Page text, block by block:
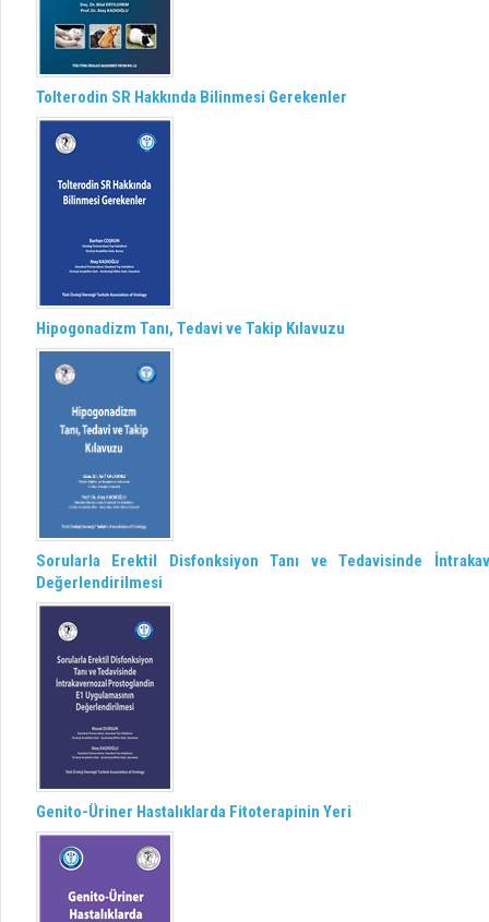
Tolterodin SR Hakkında Bilinmesi Gerekenler
Hipogonadizm Tanı, Tedavi ve Takip Kılavuzu
Sorularla Erektil Disfonksiyon Tanı ve Tedavisinde
Değerlendirilmesi
Genito-Üriner Hastalıklarda Fitoterapinin Yeri